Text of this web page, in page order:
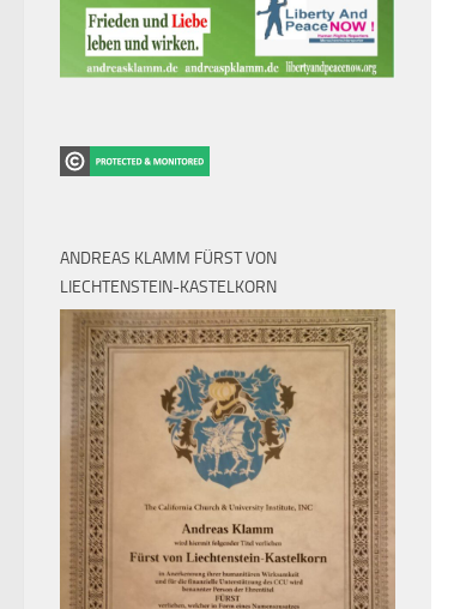
ANDREAS KLAMM FÜRST VON
LIECHTENSTEIN-KASTELKORN